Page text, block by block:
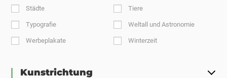
Städte Tiere
Typografie Weltall und Astronomie
Werbeplakate Winterzeit
Kunstrichtung